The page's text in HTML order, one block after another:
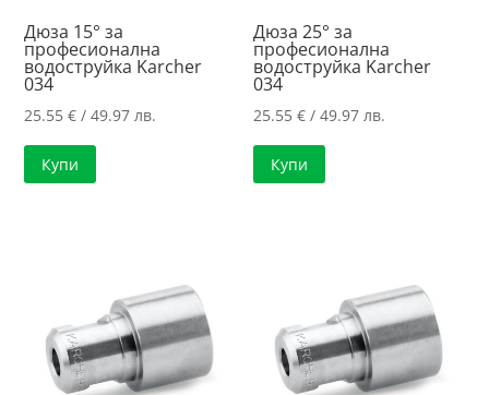
Дюза 15° за
професионална
водоструйка Karcher
034
25.55€ / 49.97 лв.
Купи
Дюза 25° за
професионална
водоструйка Karcher
034
25.55€ / 49.97 лв.
Купи